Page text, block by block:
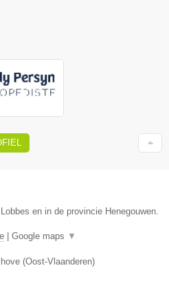
en in de provincie Henegouwen.
Google maps ▼
(Oost-Vlaanderen)